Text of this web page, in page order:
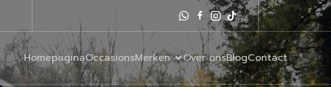
HomepaginaOccasionsMerken Over onsBlogContact